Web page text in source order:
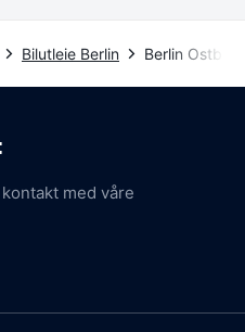
Bilutleie Berlin Berlin
med våre